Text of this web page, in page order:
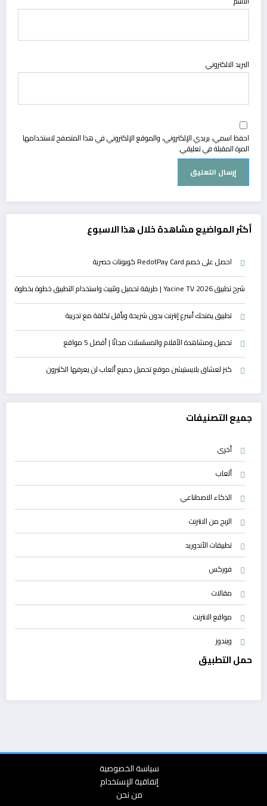
البريد الالكتروني
احفظ اسمي، بريدي الإلكتروني، والموقع الإلكتروني في هذا المتصفح لاستخدامها
المرة المقبلة في تعليقي.
أكثر المواضيع مشاهدة خلال هذا الاسبوع
احصل على خصم RedotPay Card كوبونات حصرية
شرح تطبيق Yacine TV 2026 | طريقة تحميل وتثبيت واستخدام التطبيق خطوة بخطوة
تطبيق يمنحك أسرع إنترنت بدون شريحة وبأقل تكلفة مع تجريبة
تحميل ومشاهدة الأفلام والمسلسلات مجانًا | أفضل 5 مواقع
كنز لعشاق بلايستيشن موقع تحميل جميع ألعاب لن يعرفها الكثيرون
جميع التصنيفات
أخرى
ألعاب
الذكاء الاصطناعي
الربح من الانترنت
تطبيقات الأندوريد
فوركس
مقالات
مواقع الانترنت
ويندوز
حمل التطبيق
سياسة الخصوصية
إتفاقية الإستخدام
من نحن